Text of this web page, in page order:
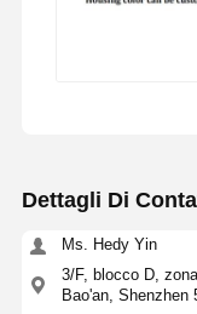
Dettagli Di
Ms. Hedy Yin
3/F, blocco D,
Bao'an, Shenzhen